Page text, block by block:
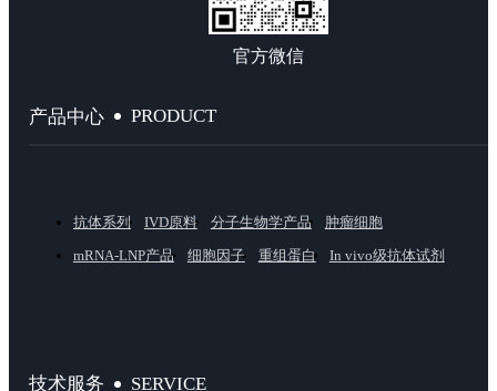
官方微信
产品中心 PRODUCT
抗体系列 IVD原料 分子生物学产品
肿瘤细胞
mRNA-LNP产品
细胞因子 重组蛋白 In vivo级抗体试剂
技术服务 SERVICE